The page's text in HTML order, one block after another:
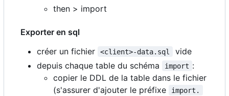
then > import
Exporter en sql
créer un fichier
<client>-data.sql
vide
depuis chaque table du schéma
import :
copier le DDL de la table dans le fichier
(s'assurer d'ajouter le préfixe
import.